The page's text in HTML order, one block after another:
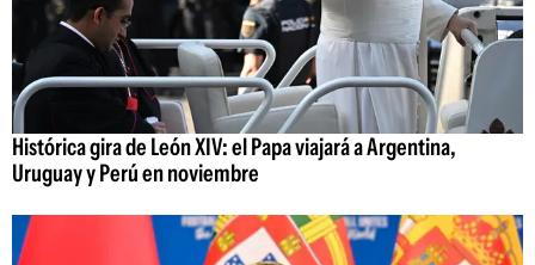
Histórica gira de León XIV: el Papa viajará a Argentina,
Uruguay y Perú en noviembre